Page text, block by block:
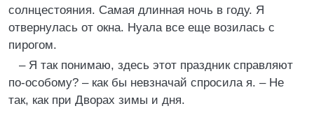
солнцестояния. Самая длинная ночь в году. Я
отвернулась от окна. Нуала все еще возилась с
пирогом.
– Я так понимаю, здесь этот праздник справляют
по-особому? – как бы невзначай спросила я. – Не
так, как при Дворах зимы и дня.